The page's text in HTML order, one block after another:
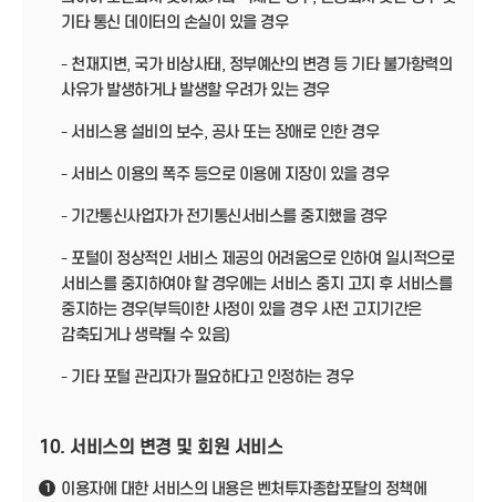
기타 통신 데이터의 손실이 있을 경우
- 천재지변, 국가 비상사태, 정부예산의 변경 등 기타 불가항력의
사유가 발생하거나 발생할 우려가 있는 경우
- 서비스용 설비의 보수, 공사 또는 장애로 인한 경우
- 서비스 이용의 폭주 등으로 이용에 지장이 있을 경우
- 기간통신사업자가 전기통신서비스를 중지했을 경우
- 포털이 정상적인 서비스 제공의 어려움으로 인하여 일시적으로
서비스를 중지하여야 할 경우에는 서비스 중지 고지 후 서비스를
중지하는 경우(부득이한 사정이 있을 경우 사전 고지기간은
감축되거나 생략될 수 있음)
- 기타 포털 관리자가 필요하다고 인정하는 경우
10. 서비스의 변경 및 회원 서비스
1
이용자에 대한 서비스의 내용은 벤처투자종합포탈의 정책에